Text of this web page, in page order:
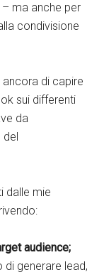
ma anche per
condivisione
di capire
sui differenti
da
dalle mie
audience;
generare lead,